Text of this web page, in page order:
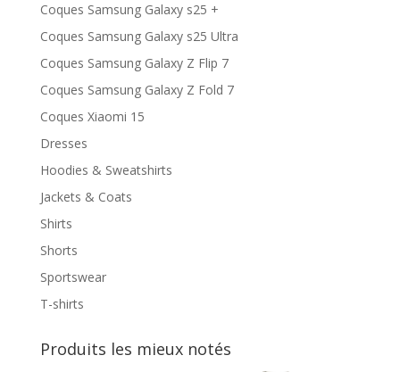
Coques Samsung Galaxy s25 +
Coques Samsung Galaxy s25 Ultra
Coques Samsung Galaxy Z Flip 7
Coques Samsung Galaxy Z Fold 7
Coques Xiaomi 15
Dresses
Hoodies & Sweatshirts
Jackets & Coats
Shirts
Shorts
Sportswear
T-shirts
Produits les mieux notés